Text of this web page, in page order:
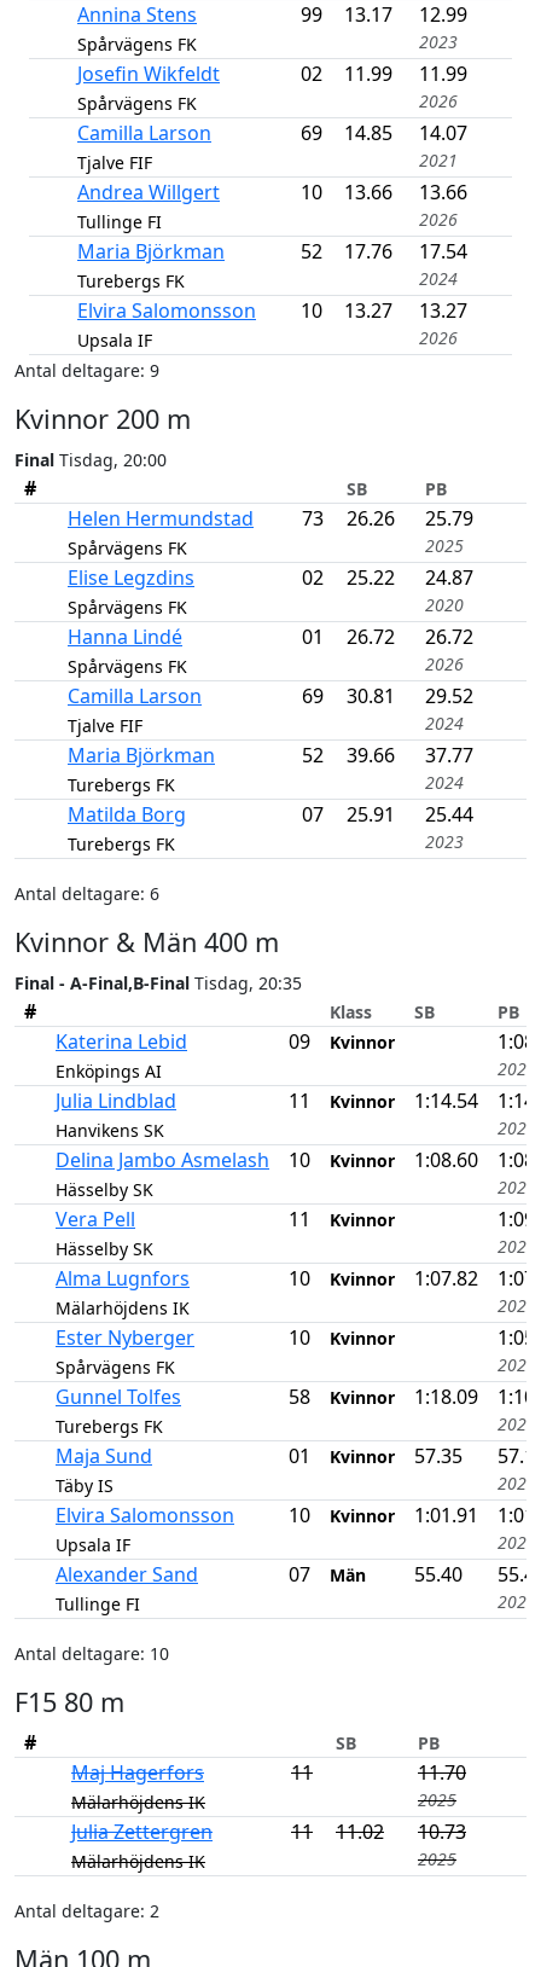
Annina Stens
Spårvägens FK
99 13.17 12.99
2023
Josefin Wikfeldt
Spårvägens FK
02 11.99 11.99
2026
Camilla Larson
Tjalve FIF
69 14.85 14.07
2021
Andrea Willgert
Tullinge FI
10 13.66 13.66
2026
Maria Björkman
Turebergs FK
52 17.76 17.54
2024
Elvira Salomonsson
Upsala IF
10 13.27 13.27
2026
Antal deltagare: 9
Kvinnor 200 m
Final Tisdag, 20:00
# SB PB
Helen Hermundstad
Spårvägens FK
73 26.26 25.79
2025
Elise Legzdins
Spårvägens FK
02 25.22 24.87
2020
Hanna Lindé
Spårvägens FK
01 26.72 26.72
2026
Camilla Larson
Tjalve FIF
69 30.81 29.52
2024
Maria Björkman
Turebergs FK
52 39.66 37.77
2024
Matilda Borg
Turebergs FK
07 25.91 25.44
2023
Antal deltagare: 6
Kvinnor & Män 400 m
Final - A-Final,B-Final Tisdag, 20:35
# Klass SB PB
Katerina Lebid
Enköpings AI
09 Kvinnor
2025
Julia Lindblad
Hanvikens SK
11 Kvinnor 1:14.54
2026
Delina Jambo Asmelash
Hässelby SK
10 Kvinnor 1:08.60
2026
Vera Pell
Hässelby SK
11 Kvinnor
2025
Alma Lugnfors
Mälarhöjdens IK
10 Kvinnor 1:07.82
2026
Ester Nyberger
Spårvägens FK
10 Kvinnor
2025
Gunnel Tolfes
Turebergs FK
58 Kvinnor 1:18.09
2023
Maja Sund
Täby IS
01 Kvinnor 57.35
2025
Elvira Salomonsson
Upsala IF
10 Kvinnor 1:01.91
2026
Alexander Sand
Tullinge FI
07 Män 55.40
2026
Antal deltagare: 10
F15 80 m
# SB PB
Maj Hagerfors
Mälarhöjdens IK
11 11.70
2025
Julia Zettergren
Mälarhöjdens IK
11 11.02 10.73
2025
Antal deltagare: 2
Män 100 m